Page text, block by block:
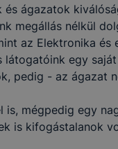
ágazatok
megállás nélkül
az Elektronika és
egy
pedig - az ágazat
mégpedig egy
is kifogástalanok